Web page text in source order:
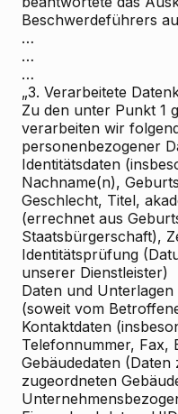
Beschwerdeführers
…
…
…
„3. Verarbeitete
Zu den unter Punkt 1
verarbeiten wir
personenbezogener
Identitätsdaten
Nachname(n),
Geschlecht, Titel,
(errechnet aus
Staatsbürgerschaft),
Identitätsprüfung
unserer Dienstleister)
Daten und
(soweit vom
Kontaktdaten
Telefonnummer, Fax,
Gebäudedaten
zugeordneten